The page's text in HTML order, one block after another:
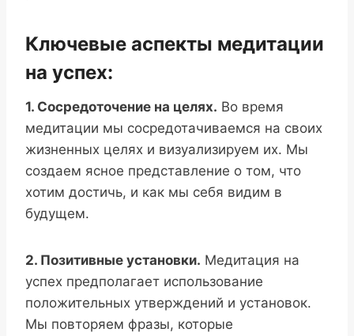
Ключевые аспекты медитации
на успех:
1. Сосредоточение на целях. Во время
медитации мы сосредотачиваемся на своих
жизненных целях и визуализируем их. Мы
создаем ясное представление о том, что
хотим достичь, и как мы себя видим в
будущем.
2. Позитивные установки. Медитация на
успех предполагает использование
положительных утверждений и установок.
Мы повторяем фразы, которые